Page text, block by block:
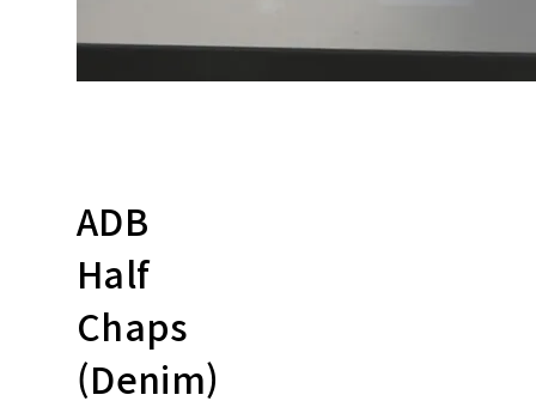
ADB
Half
Chaps
(Denim)